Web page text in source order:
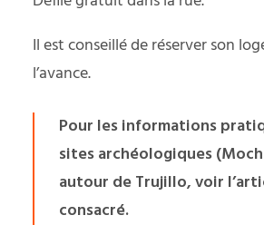
Il est conseillé de réserver son
l’avance.
Pour les informations
sites archéologiques
autour de Trujillo,voir
consacré.